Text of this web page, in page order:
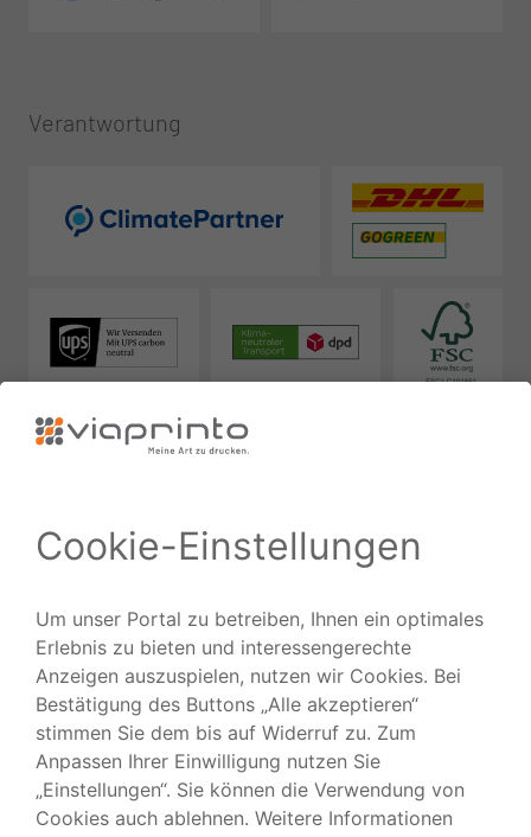
Verantwortung
Folgen Sie uns